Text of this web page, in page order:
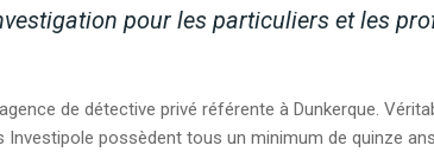
pour les particuliers et les
de détective privé référente à Dunkerque.
Investipole possèdent tous un minimum de quinze